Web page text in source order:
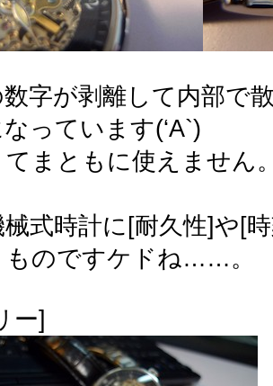
字が剥離して内部で
っています(‘A`)
てまともに使えません
械式時計に[耐久性]や[
ものですケドね……。
ー]